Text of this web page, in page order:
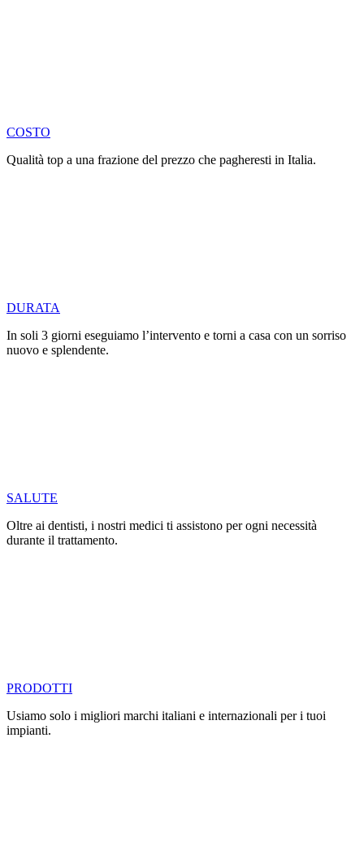
COSTO
Qualità top a una frazione del prezzo che pagheresti in Italia.
DURATA
In soli 3 giorni eseguiamo l’intervento e torni a casa con un sorriso
nuovo e splendente.
SALUTE
Oltre ai dentisti, i nostri medici ti assistono per ogni necessità
durante il trattamento.
PRODOTTI
Usiamo solo i migliori marchi italiani e internazionali per i tuoi
impianti.